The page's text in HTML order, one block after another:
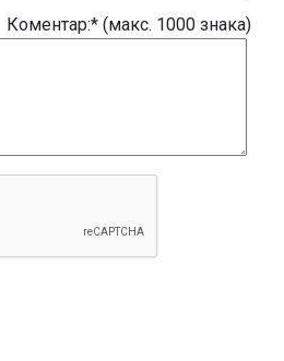
Коментар:* (макс. 1000 знака)